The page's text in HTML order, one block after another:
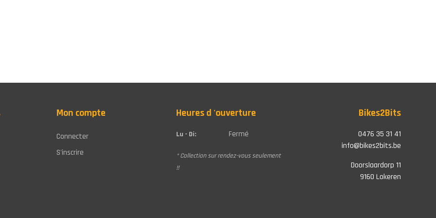
Mon compte
Connecter
S'inscrire
Heures d 'ouverture
Lu - Di: Fermé
* Collection sur rendez-vous seulement
!!
Bikes2Bits
0476 35 31 41
info@bikes2bits.be
Doorslaardorp 11
9160 Lokeren